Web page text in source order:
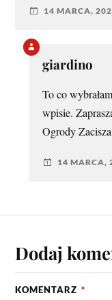
14 MARCA,
giardino
To co
wpisie.
Ogrody
14 MARCA,
Dodaj
KOMENTARZ *